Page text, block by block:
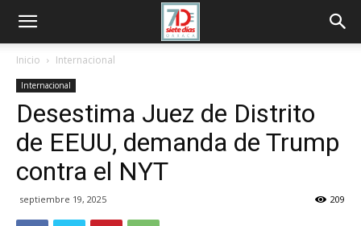
Inicio Internacional
Internacional
Desestima Juez de Distrito
de EEUU, demanda de Trump
contra el NYT
septiembre 19, 2025 209